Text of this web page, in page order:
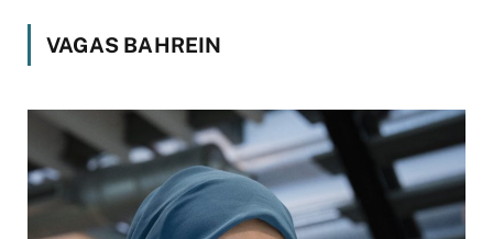
VAGAS BAHREIN